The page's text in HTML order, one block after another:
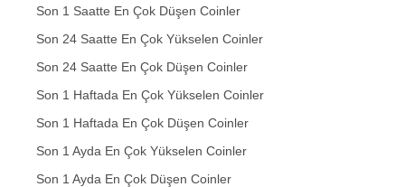
Son 1 Saatte En Çok Düşen Coinler
Son 24 Saatte En Çok Yükselen Coinler
Son 24 Saatte En Çok Düşen Coinler
Son 1 Haftada En Çok Yükselen Coinler
Son 1 Haftada En Çok Düşen Coinler
Son 1 Ayda En Çok Yükselen Coinler
Son 1 Ayda En Çok Düşen Coinler